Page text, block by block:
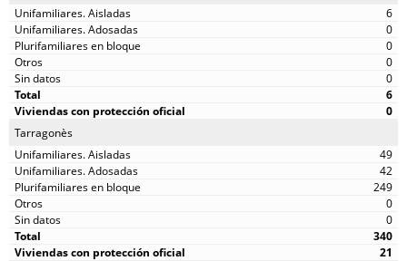
6
0
0
0
0
6
0
Tarragonès
49
42
249
0
0
340
21